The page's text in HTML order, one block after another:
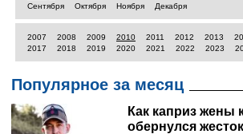
Сентября
Октября Ноября Декабря
2007 2008 2009 2010 2011 2012 2013
2017
2018 2019 2020 2021 2022 2023
Популярное за месяц
Как каприз жены
обернулся